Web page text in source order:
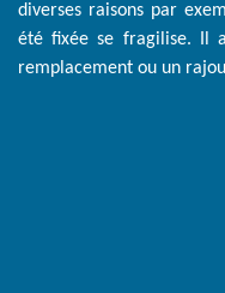
diverses raisons par
été fixée se fragilise. Il
remplacement ou un